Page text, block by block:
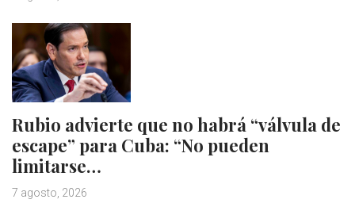
Rubio advierte que no habrá “válvula de
escape” para Cuba: “No pueden
limitarse…
7 agosto, 2026